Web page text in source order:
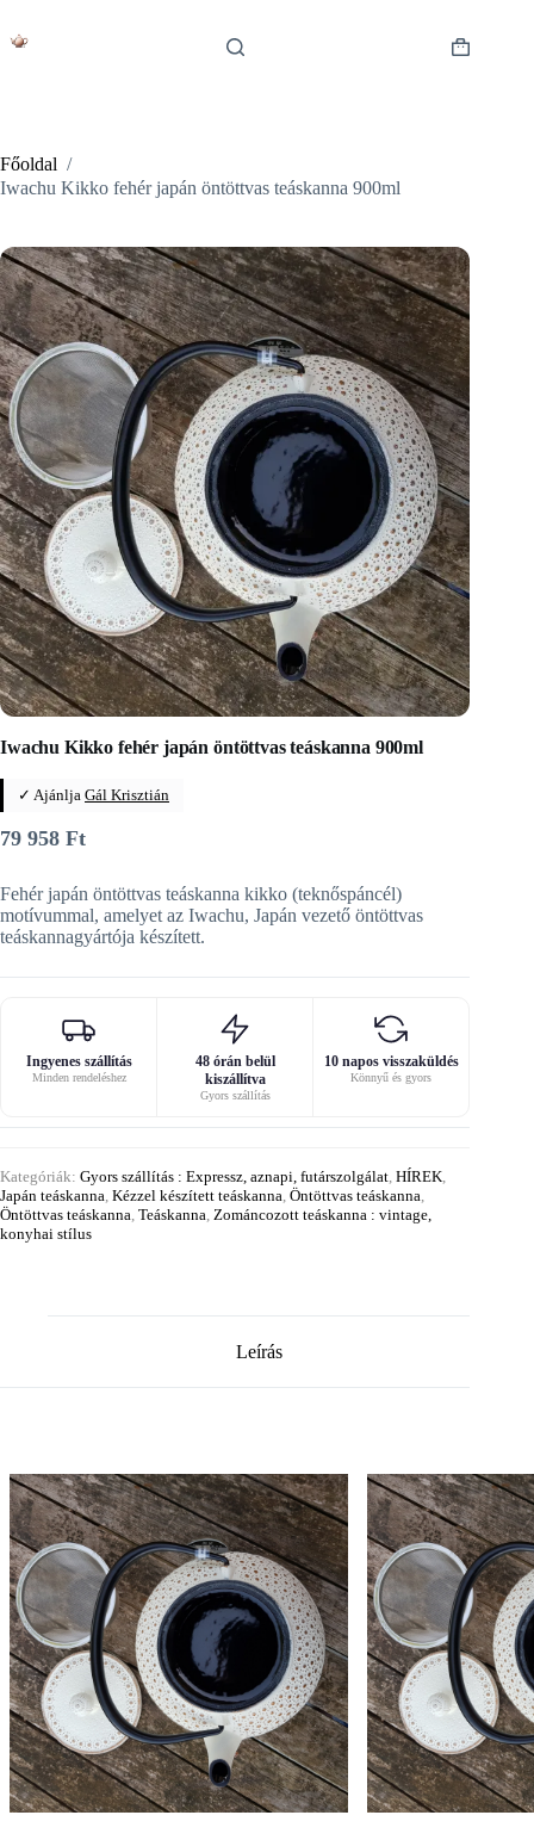
content
Shopping
Főoldal /
Iwachu Kikko fehér japán öntöttvas teáskanna 900ml
Iwachu Kikko fehér japán öntöttvas teáskanna 900ml
✓ Ajánlja Gál Krisztián
79 958 Ft
Fehér japán öntöttvas teáskanna kikko (teknőspáncél)
motívummal, amelyet az Iwachu, Japán vezető öntöttvas
teáskannagyártója készített.
Ingyenes szállítás
Minden rendeléshez
48 órán belül
kiszállítva
Gyors szállítás
10 napos visszaküldés
Könnyű és gyors
Kategóriák: Gyors szállítás : Expressz, aznapi, futárszolgálat HÍREK
Japán teáskanna Kézzel készített teáskanna Öntöttvas teáskanna
Öntöttvas teáskanna Teáskanna Zománcozott teáskanna : vintage,
konyhai stílus
Leírás